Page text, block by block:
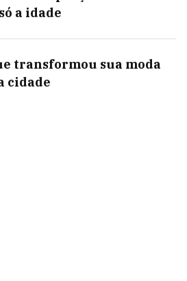
a idade
transformou sua moda
cidade